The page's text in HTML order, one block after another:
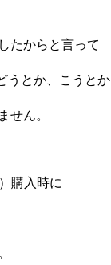
たからと言って
うとか、こうとか
せん。
購入時に